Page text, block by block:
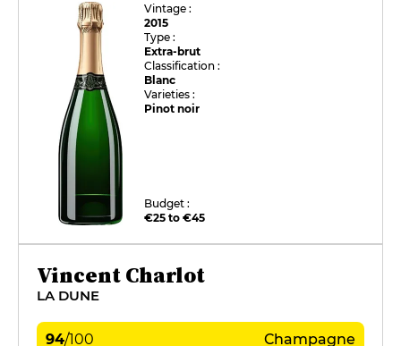
Vintage :
2015
Type :
Extra-brut
Classification :
Blanc
Varieties :
Pinot noir
Budget :
€25 to €45
Vincent Charlot
LA DUNE
94/100 Champagne